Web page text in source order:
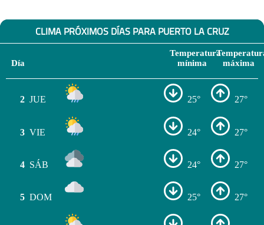
CLIMA PRÓXIMOS DÍAS PARA PUERTO LA CRUZ
Día
Temperatura
mínima
máxima
2 JUE 25° 27°
3 VIE 24° 27°
4 SÁB 24° 27°
5 DOM 25° 27°